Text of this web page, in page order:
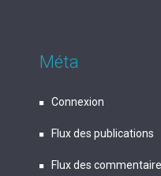
Méta
Connexion
Flux des publications
Flux des